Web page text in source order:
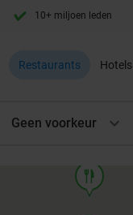
10+ miljoen leden
Restaurants Hotels
Geen voorkeur
food